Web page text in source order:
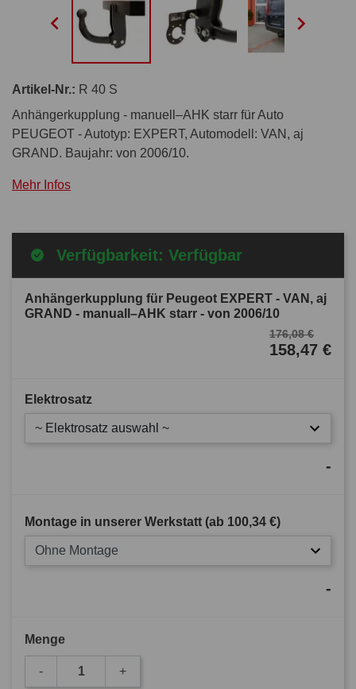
 
Artikel-Nr.: R 40 S
Anhängerkupplung - manuell–AHK starr für Auto
PEUGEOT - Autotyp: EXPERT, Automodell: VAN, aj
GRAND. Baujahr: von 2006/10.
Mehr Infos
Verfügbarkeit: Verfügbar
Anhängerkupplung für Peugeot EXPERT - VAN, aj
GRAND - manuall–AHK starr - von 2006/10
176,08 €
158,47 €
Elektrosatz
~ Elektrosatz auswahl ~
-
Montage in unserer Werkstatt (ab 100,34 €)
Ohne Montage
-
Menge
- +